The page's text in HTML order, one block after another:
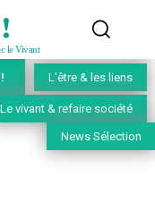
le Vivant
L'être & les liens
Le vivant & refaire société
News Sélection